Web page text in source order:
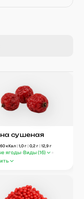
сушеная
кКал | 1,0 г | 0,2 г | 12,9 г
ягоды Виды (16)